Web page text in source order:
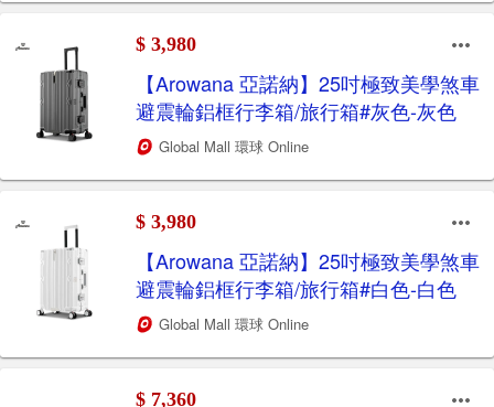
$ 3,980
【Arowana 亞諾納】25吋極致美學煞車
避震輪鋁框行李箱/旅行箱#灰色-灰色
Global Mall 環球 Online
$ 3,980
【Arowana 亞諾納】25吋極致美學煞車
避震輪鋁框行李箱/旅行箱#白色-白色
Global Mall 環球 Online
$ 7,360